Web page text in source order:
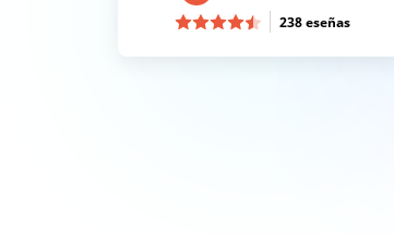
238 eseñas